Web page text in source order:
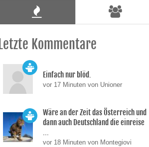
Letzte Kommentare
Einfach nur blöd.
vor 17 Minuten von Unioner
Wäre an der Zeit das Österreich und
dann auch Deutschland die einreise
...
vor 18 Minuten von Montegiovi